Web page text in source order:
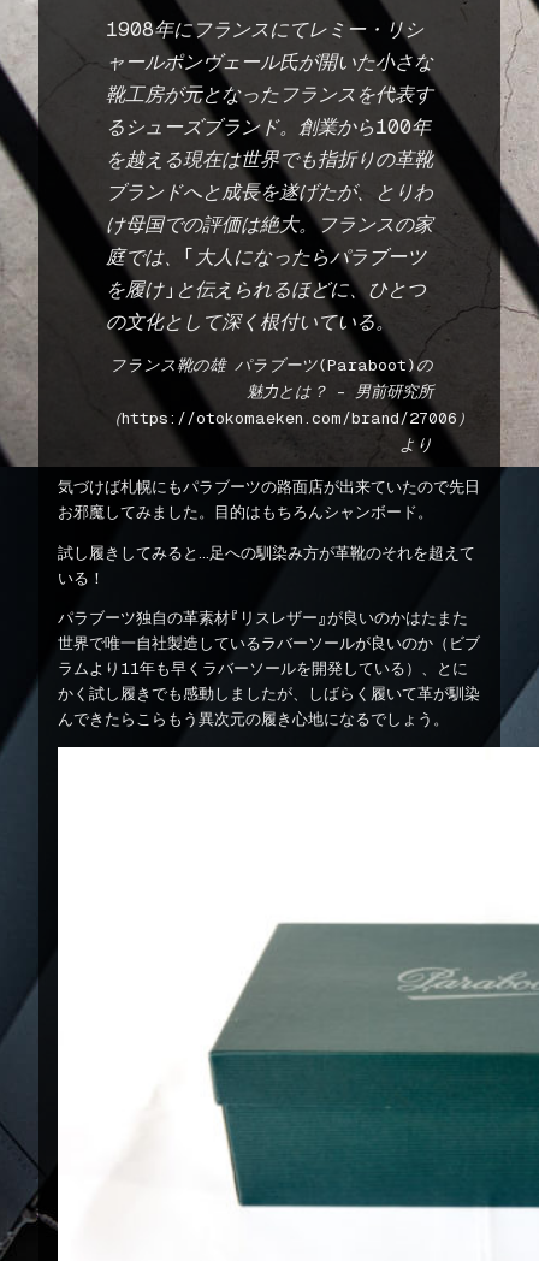
1908年にフランスにてレミー・リシ
ャールポンヴェール氏が開いた小さな
靴工房が元となったフランスを代表す
るシューズブランド。創業から100年
を越える現在は世界でも指折りの革靴
ブランドへと成長を遂げたが、とりわ
け母国での評価は絶大。フランスの家
庭では、「大人になったらパラブーツ
を履け」と伝えられるほどに、ひとつ
の文化として深く根付いている。
フランス靴の雄 パラブーツ(Paraboot)の
魅力とは？ – 男前研究所
（https://otokomaeken.com/brand/27006）
より
気づけば札幌にもパラブーツの路面店が出来ていたので先日
お邪魔してみました。目的はもちろんシャンボード。
試し履きしてみると…足への馴染み方が革靴のそれを超えて
いる！
パラブーツ独自の革素材『リスレザー』が良いのかはたまた
世界で唯一自社製造しているラバーソールが良いのか（ビブ
ラムより11年も早くラバーソールを開発している）、とに
かく試し履きでも感動しましたが、しばらく履いて革が馴染
んできたらこらもう異次元の履き心地になるでしょう。